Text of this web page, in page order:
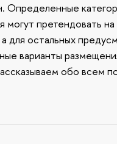
Определенные
могут претендовать
для остальных
варианты
обо всем